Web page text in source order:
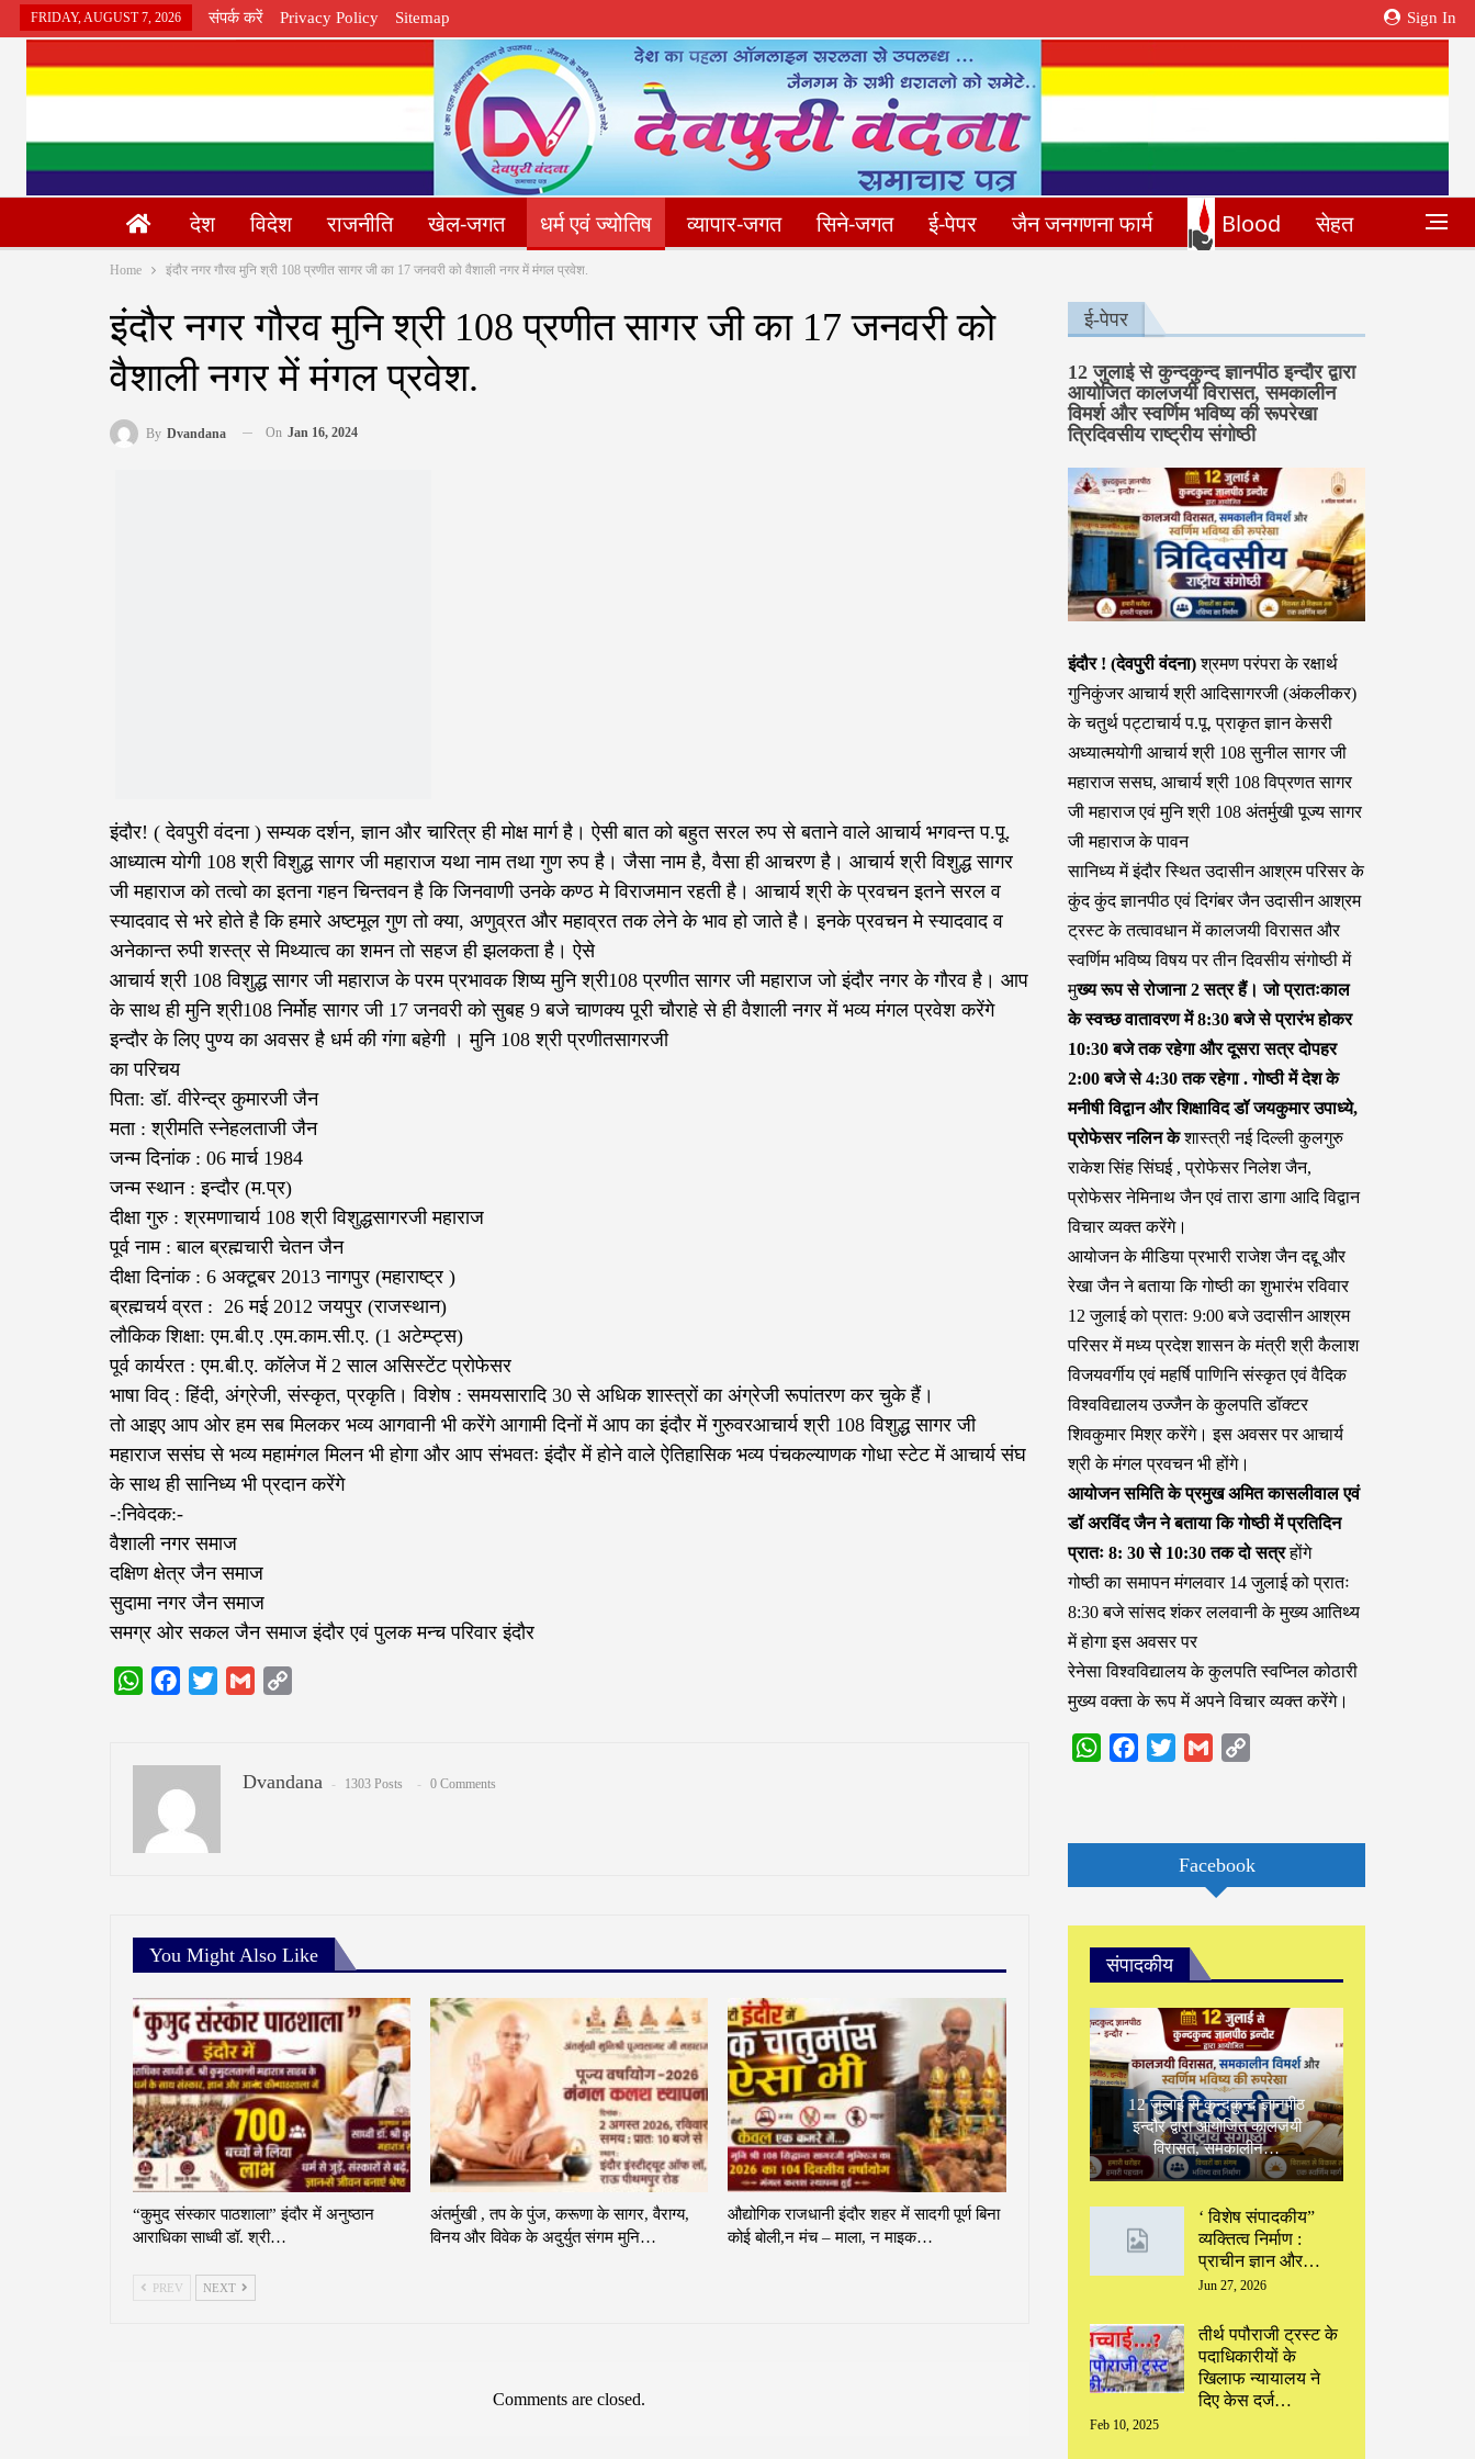
Sign In
FRIDAY, AUGUST 7, 2026 संपर्क करें Privacy Policy Sitemap
देश विदेश राजनीति खेल-जगत धर्म एवं ज्योतिष व्यापार-जगत सिने-जगत ई-पेपर जैन जनगणना फार्म Blood
सेहत
संपादकीय
Home इंदौर नगर गौरव मुनि श्री 108 प्रणीत सागर जी का 17 जनवरी को वैशाली नगर में मंगल प्रवेश.
इंदौर नगर गौरव मुनि श्री 108 प्रणीत सागर जी का 17 जनवरी को
वैशाली नगर में मंगल प्रवेश.
By Dvandana On Jan 16, 2024
इंदौर! ( देवपुरी वंदना ) सम्यक दर्शन, ज्ञान और चारित्र ही मोक्ष मार्ग है। ऐसी बात को बहुत सरल रुप से बताने वाले आचार्य भगवन्त प.पू.
आध्यात्म योगी 108 श्री विशुद्ध सागर जी महाराज यथा नाम तथा गुण रुप है। जैसा नाम है, वैसा ही आचरण है। आचार्य श्री विशुद्ध सागर
जी महाराज को तत्वो का इतना गहन चिन्तवन है कि जिनवाणी उनके कण्ठ मे विराजमान रहती है। आचार्य श्री के प्रवचन इतने सरल व
स्यादवाद से भरे होते है कि हमारे अष्टमूल गुण तो क्या, अणुव्रत और महाव्रत तक लेने के भाव हो जाते है। इनके प्रवचन मे स्यादवाद व
अनेकान्त रुपी शस्त्र से मिथ्यात्व का शमन तो सहज ही झलकता है। ऐसे
आचार्य श्री 108 विशुद्ध सागर जी महाराज के परम प्रभावक शिष्य मुनि श्री108 प्रणीत सागर जी महाराज जो इंदौर नगर के गौरव है। आप
के साथ ही मुनि श्री108 निर्मोह सागर जी 17 जनवरी को सुबह 9 बजे चाणक्य पूरी चौराहे से ही वैशाली नगर में भव्य मंगल प्रवेश करेंगे
इन्दौर के लिए पुण्य का अवसर है धर्म की गंगा बहेगी । मुनि 108 श्री प्रणीतसागरजी
का परिचय
पिता: डॉ. वीरेन्द्र कुमारजी जैन
मता : श्रीमति स्नेहलताजी जैन
जन्म दिनांक : 06 मार्च 1984
जन्म स्थान : इन्दौर (म.प्र)
दीक्षा गुरु : श्रमणाचार्य 108 श्री विशुद्धसागरजी महाराज
पूर्व नाम : बाल ब्रह्मचारी चेतन जैन
दीक्षा दिनांक : 6 अक्टूबर 2013 नागपुर (महाराष्ट्र )
ब्रह्मचर्य व्रत : ‌ 26 मई 2012 जयपुर (राजस्थान)
लौकिक शिक्षा: एम.बी.ए .एम.काम.सी.ए. (1 अटेम्प्ट्स)
पूर्व कार्यरत : एम.बी.ए. कॉलेज में 2 साल असिस्टेंट प्रोफेसर
भाषा विद् : हिंदी, अंग्रेजी, संस्कृत, प्रकृति। विशेष : समयसारादि 30 से अधिक शास्त्रों का अंग्रेजी रूपांतरण कर चुके हैं।
तो आइए आप ओर हम सब मिलकर भव्य आगवानी भी करेंगे आगामी दिनों में आप का इंदौर में गुरुवरआचार्य श्री 108 विशुद्ध सागर जी
महाराज ससंघ से भव्य महामंगल मिलन भी होगा और आप संभवतः इंदौर में होने वाले ऐतिहासिक भव्य पंचकल्याणक गोधा स्टेट में आचार्य संघ
के साथ ही सानिध्य भी प्रदान करेंगे
-:निवेदक:-
वैशाली नगर समाज
दक्षिण क्षेत्र जैन समाज
सुदामा नगर जैन समाज
समग्र ओर सकल जैन समाज इंदौर एवं पुलक मन्च परिवार इंदौर
WhatsAppFacebook
Twitter Gmail
Dvandana 1303 Posts 0 Comments
You Might Also Like
“कुमुद संस्कार पाठशाला” इंदौर में अनुष्ठान
आराधिका साध्वी डॉ. श्री…
अंतर्मुखी , तप के पुंज, करूणा के सागर, वैराग्य,
विनय और विवेक के अदुर्युत संगम मुनि…
औद्योगिक राजधानी इंदौर शहर में सादगी पूर्ण बिना
कोई बोली,न मंच – माला, न माइक…
PREV NEXT
Comments are closed.
ई-पेपर
12 जुलाई से कुन्दकुन्द ज्ञानपीठ इन्दौर द्वारा
आयोजित कालजयी विरासत, समकालीन
विमर्श और स्वर्णिम भविष्य की रूपरेखा
त्रिदिवसीय राष्ट्रीय संगोष्ठी
इंदौर ! (देवपुरी वंदना)श्रमण परंपरा के रक्षार्थ
गुनिकुंजर आचार्य श्री आदिसागरजी (अंकलीकर)
के चतुर्थ पट्टाचार्य प.पू. प्राकृत ज्ञान केसरी
अध्यात्मयोगी आचार्य श्री 108 सुनील सागर जी
महाराज ससघ, आचार्य श्री 108 विप्रणत सागर
जी महाराज एवं मुनि श्री 108 अंतर्मुखी पूज्य सागर
जी महाराज के पावन
सानिध्य में इंदौर स्थित उदासीन आश्रम परिसर के
कुंद कुंद ज्ञानपीठ एवं दिगंबर जैन उदासीन आश्रम
ट्रस्ट के तत्वावधान में कालजयी विरासत और
स्वर्णिम भविष्य विषय पर तीन दिवसीय संगोष्ठी में
मुख्य रूप से रोजाना 2 सत्र हैं। जो प्रातःकाल
के स्वच्छ वातावरण में 8:30 बजे से प्रारंभ होकर
10:30 बजे तक रहेगा और दूसरा सत्र दोपहर
2:00 बजे से 4:30 तक रहेगा . गोष्ठी में देश के
मनीषी विद्वान और शिक्षाविद डॉ जयकुमार उपाध्ये,
प्रोफेसर नलिन केशास्त्री नई दिल्ली कुलगुरु
राकेश सिंह सिंघई , प्रोफेसर निलेश जैन,
प्रोफेसर नेमिनाथ जैन एवं तारा डागा आदि विद्वान
विचार व्यक्त करेंगे।
आयोजन के मीडिया प्रभारी राजेश जैन दद्दू और
रेखा जैन ने बताया कि गोष्ठी का शुभारंभ रविवार
12 जुलाई को प्रातः 9:00 बजे उदासीन आश्रम
परिसर में मध्य प्रदेश शासन के मंत्री श्री कैलाश
विजयवर्गीय एवं महर्षि पाणिनि संस्कृत एवं वैदिक
विश्वविद्यालय उज्जैन के कुलपति डॉक्टर
शिवकुमार मिश्र करेंगे। इस अवसर पर आचार्य
श्री के मंगल प्रवचन भी होंगे।
आयोजन समिति के प्रमुख अमित कासलीवाल एवं
डॉ अरविंद जैन ने बताया कि गोष्ठी में प्रतिदिन
प्रातः 8: 30 से 10:30 तक दो सत्रहोंगे
गोष्ठी का समापन मंगलवार 14 जुलाई को प्रातः
8:30 बजे सांसद शंकर ललवानी के मुख्य आतिथ्य
में होगा इस अवसर पर
रेनेसा विश्वविद्यालय के कुलपति स्वप्निल कोठारी
मुख्य वक्ता के रूप में अपने विचार व्यक्त करेंगे।
WhatsAppFacebook
Twitter Gmail
Facebook
संपादकीय
12 जुलाई से कुन्दकुन्द ज्ञानपीठ
इन्दौर द्वारा आयोजित कालजयी
विरासत, समकालीन…
‘ विशेष संपादकीय”
‌व्यक्तित्व निर्माण :
प्राचीन ज्ञान और…
Jun 27, 2026
तीर्थ पपौराजी ट्रस्ट के
पदाधिकारीयों के
खिलाफ न्यायालय ने
दिए केस दर्ज…
Feb 10, 2025